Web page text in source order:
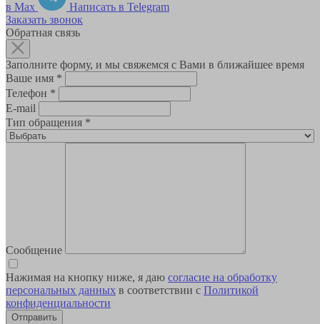
в Max
Написать в Telegram
Заказать звонок
Обратная связь
Заполните форму, и мы свяжемся с Вами в ближайшее время
Ваше имя *
Телефон *
E-mail
Тип обращения *
Сообщение
Нажимая на кнопку ниже, я даю согласие на обработку
персональных данных в соответствии с Политикой
конфиденциальности